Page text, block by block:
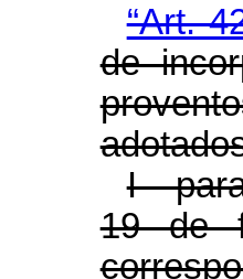
“Art.
de
I -
19 de